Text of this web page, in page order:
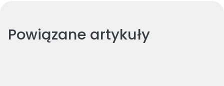
Powiązane artykuły